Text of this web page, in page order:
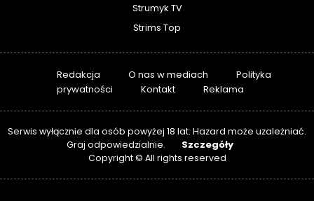
Strumyk TV
Strims Top
Redakcja O nas w mediach
Polityka
prywatności
Kontakt Reklama
Serwis wyłącznie dla osób powyżej 18 lat. Hazard może uzależniać.
Graj odpowiedzialnie.
Szczegóły
Copyright © All rights reserved